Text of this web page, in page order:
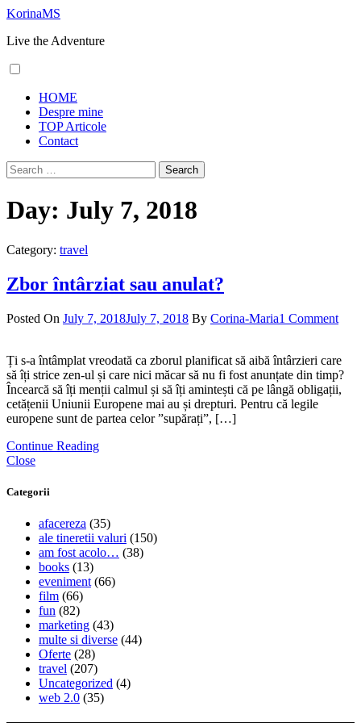
Skip
content
KorinaMS
Live the Adventure
Menu
HOME
Despre mine
TOP Articole
Contact
Search
for:
Day: July 7, 2018
Category: travel
Zbor întârziat sau anulat?
Posted On July 7, 2018July 7, 2018 By Corina-Maria1 Comment
Ți s-a întâmplat vreodată ca zborul planificat să aibă întârzieri care
să îți strice zen-ul și care nici măcar să nu fi fost anunțate din timp?
Încearcă să îți menții calmul și să îți amintești că pe lângă obligații,
cetățenii Uniunii Europene mai au și drepturi. Pentru că legile
europene sunt de partea celor ”supărați”, […]
Continue Reading
Close
Categorii
afacereza (35)
ale tineretii valuri (150)
am fost acolo… (38)
books (13)
eveniment (66)
film (66)
fun (82)
marketing (43)
multe si diverse (44)
Oferte (28)
travel (207)
Uncategorized (4)
web 2.0 (35)